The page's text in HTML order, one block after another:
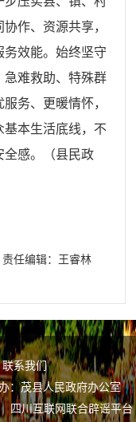
作、资源共享，
效能。始终坚守
急难救助、特殊群
务、更暖情怀，
本生活底线，不
全感。（县民政
责任编辑：王睿林
联系我们
：茂县人民政府办公室
四川互联网联合辟谣平台